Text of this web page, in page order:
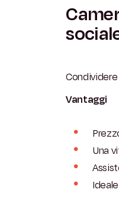
Vantaggi
Una